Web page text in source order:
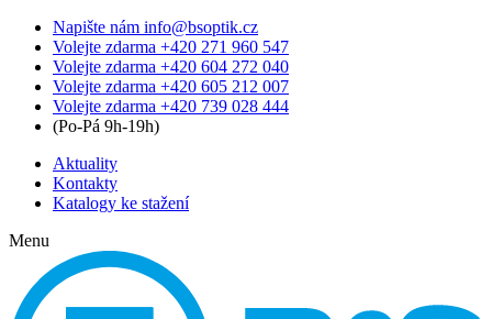
Napište nám info@bsoptik.cz
Volejte zdarma +420 271 960 547
Volejte zdarma +420 604 272 040
Volejte zdarma +420 605 212 007
Volejte zdarma +420 739 028 444
(Po-Pá 9h-19h)
Aktuality
Kontakty
Katalogy ke stažení
Menu